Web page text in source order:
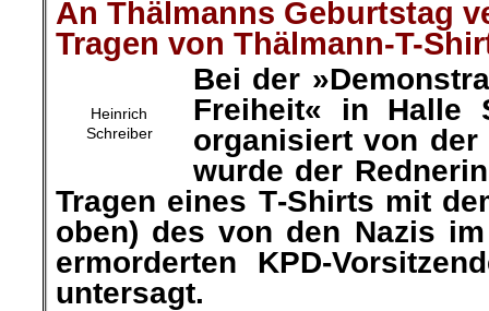
An Thälmanns Geburtstag
Tragen von Thälmann-T-
Heinrich
Schreiber
Bei der
Freiheit« in Halle
organisiert von der
wurde der
Tragen eines T‑Shirts mit
oben) des von den Nazis
ermorderten KPD-
untersagt.